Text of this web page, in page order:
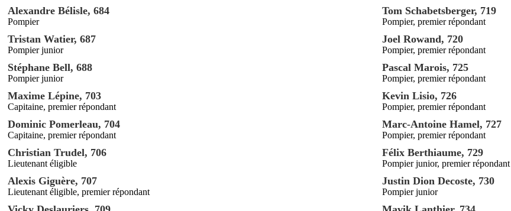
Alexandre Bélisle, 684
Pompier
Tristan Watier, 687
Pompier junior
Stéphane Bell, 688
Pompier junior
Maxime Lépine, 703
Capitaine, premier répondant
Dominic Pomerleau, 704
Capitaine, premier répondant
Christian Trudel, 706
Lieutenant éligible
Alexis Giguère, 707
Lieutenant éligible, premier répondant
Tom Schabetsberger, 719
Pompier, premier répondant
Joel Rowand, 720
Pompier, premier répondant
Pascal Marois, 725
Pompier, premier répondant
Kevin Lisio, 726
Pompier, premier répondant
Marc-Antoine Hamel, 727
Pompier, premier répondant
Félix Berthiaume, 729
Pompier junior, premier répondant
Justin Dion Decoste, 730
Pompier junior